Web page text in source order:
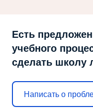
Есть
учебного
сделать школу
Написать о